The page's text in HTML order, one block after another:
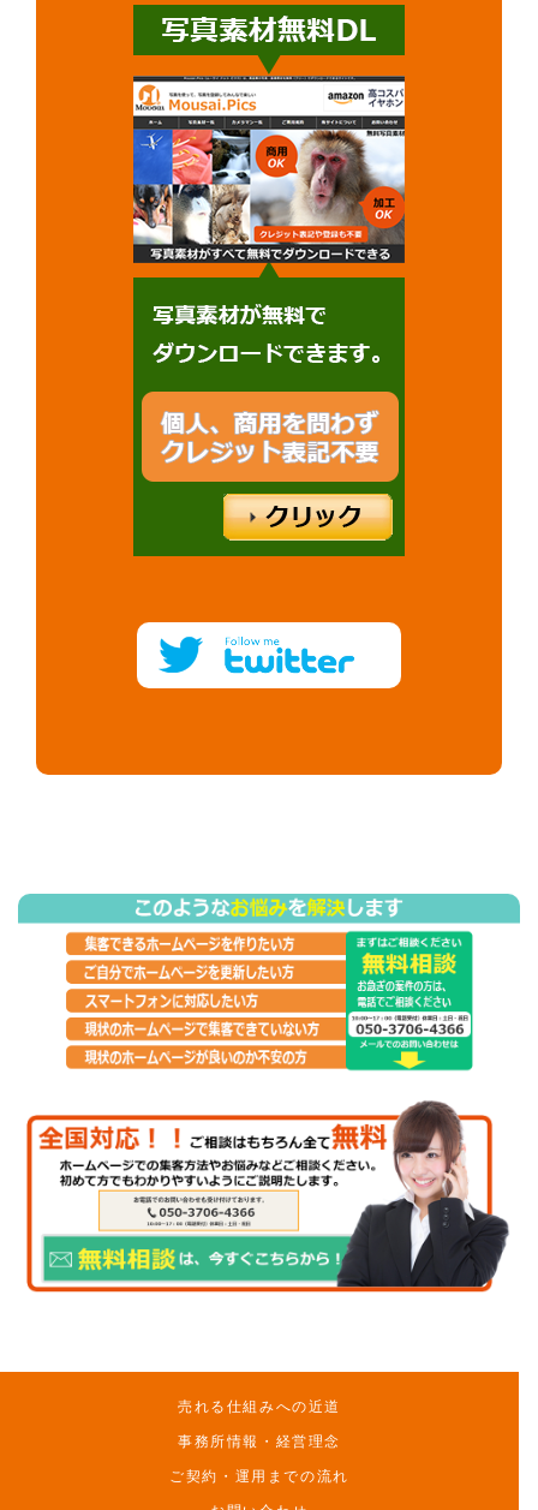
売れる仕組みへの近道
事務所情報・経営理念
ご契約・運用までの流れ